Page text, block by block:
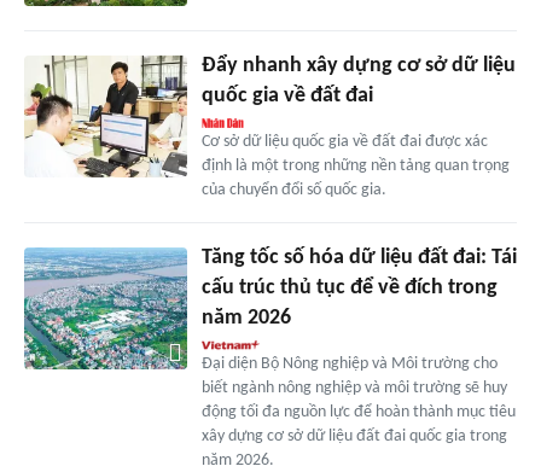
Đẩy nhanh xây dựng cơ sở dữ liệu
quốc gia về đất đai
Cơ sở dữ liệu quốc gia về đất đai được xác
định là một trong những nền tảng quan trọng
của chuyển đổi số quốc gia.
Tăng tốc số hóa dữ liệu đất đai: Tái
cấu trúc thủ tục để về đích trong
năm 2026
Đại diện Bộ Nông nghiệp và Môi trường cho
biết ngành nông nghiệp và môi trường sẽ huy
động tối đa nguồn lực để hoàn thành mục tiêu
xây dựng cơ sở dữ liệu đất đai quốc gia trong
năm 2026.